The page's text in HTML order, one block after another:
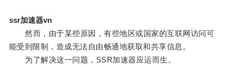
ssr加速器vn
然而，由于某些原因，有些地区或国家的互联网访问可
能受到限制，造成无法自由畅通地获取和共享信息。
为了解决这一问题，SSR加速器应运而生。